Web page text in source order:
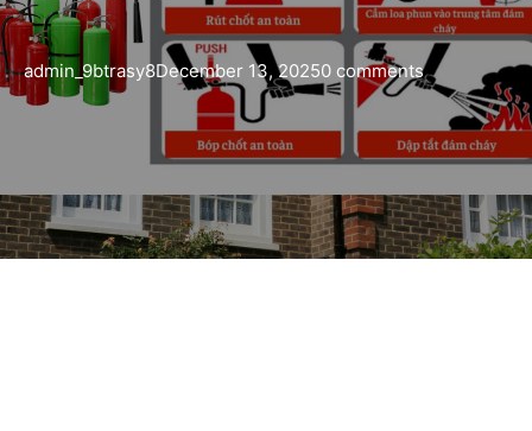
admin_9btrasy8December 13, 20250 comments